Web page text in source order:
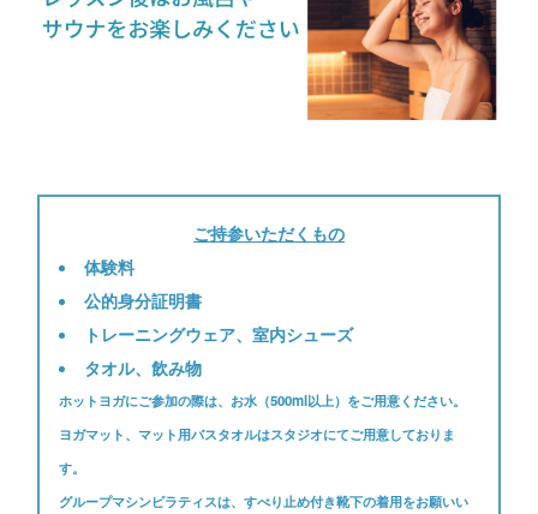
ご持参いただくもの
体験料
公的身分証明書
トレーニングウェア、室内シューズ
タオル、飲み物
ホットヨガにご参加の際は、お水（500ml以上）をご用意ください。
ヨガマット、マット用バスタオルはスタジオにてご用意しておりま
す。
グループマシンピラティスは、すべり止め付き靴下の着用をお願いい